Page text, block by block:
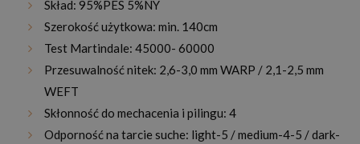
Skład: 95%PES 5%NY
Szerokość użytkowa: min. 140cm
Test Martindale: 45000- 60000
Przesuwalność nitek: 2,6-3,0 mm WARP / 2,1-2,5 mm
WEFT
Skłonność do mechacenia i pilingu: 4
Odporność na tarcie suche: light-5 / medium-4-5 / dark-